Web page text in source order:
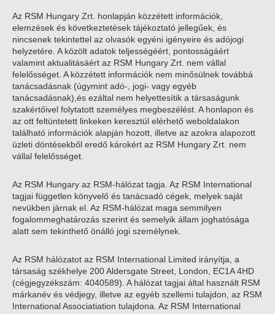
Az RSM Hungary Zrt. honlapján közzétett információk,
elemzések és következtetések tájékoztató jellegűek, és
nincsenek tekintettel az olvasók egyéni igényeire és adójogi
helyzetére. A közölt adatok teljességéért, pontosságáért
valamint aktualitásáért az RSM Hungary Zrt. nem vállal
felelősséget. A közzétett információk nem minősülnek továbbá
tanácsadásnak (úgymint adó-, jogi- vagy egyéb
tanácsadásnak),és ezáltal nem helyettesítik a társaságunk
szakértőivel folytatott személyes megbeszélést. A honlapon és
az ott feltüntetett linkeken keresztül elérhető weboldalakon
található információk alapján hozott, illetve az azokra alapozott
üzleti döntésekből eredő károkért az RSM Hungary Zrt. nem
vállal felelősséget.
Az RSM Hungary az RSM-hálózat tagja. Az RSM International
tagjai független könyvelő és tanácsadó cégek, melyek saját
nevükben járnak el. Az RSM-hálózat maga semmilyen
fogalommeghatározás szerint és semelyik állam joghatósága
alatt sem tekinthető önálló jogi személynek.
Az RSM hálózatot az RSM International Limited irányítja, a
társaság székhelye 200 Aldersgate Street, London, EC1A 4HD
(cégjegyzékszám: 4040589). A hálózat tagjai által használt RSM
márkanév és védjegy, illetve az egyéb szellemi tulajdon, az RSM
International Associatiation tulajdona. Az RSM International